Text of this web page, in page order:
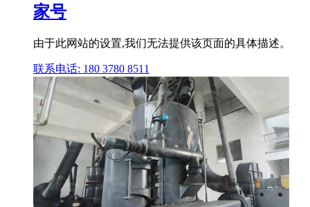
家号
由于此网站的设置,我们无法提供该页面的具体描述。
联系电话: 180 3780 8511